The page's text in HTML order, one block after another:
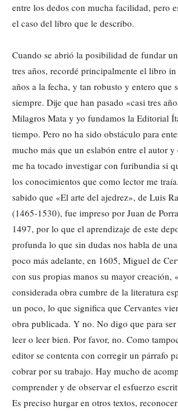
entre los dedos con mucha facilidad, pero
el caso del libro que le describo.
Cuando se abrió la posibilidad de fundar
tres años, recordé principalmente el libro
años a la fecha, y tan robusto y entero que
siempre. Dije que han pasado «casi tres
Milagros Mata y yo fundamos la Editorial
tiempo. Pero no ha sido obstáculo para
mucho más que un eslabón entre el autor
me ha tocado investigar con furibundia si
los conocimientos que como lector me
sabido que «El arte del ajedrez», de Luis
(1465-1530), fue impreso por Juan de
1497, por lo que el aprendizaje de este
profunda lo que sin dudas nos habla de
poco más adelante, en 1605, Miguel de
con sus propias manos su mayor creación,
considerada obra cumbre de la literatura
un poco, lo que significa que Cervantes
obra publicada. Y no. No digo que para
leer o leer bien. Por favor, no. Como
editor se contenta con corregir un párrafo
cobrar por su trabajo. Hay mucho de
comprender y de observar el esfuerzo
Es preciso hurgar en otros textos,